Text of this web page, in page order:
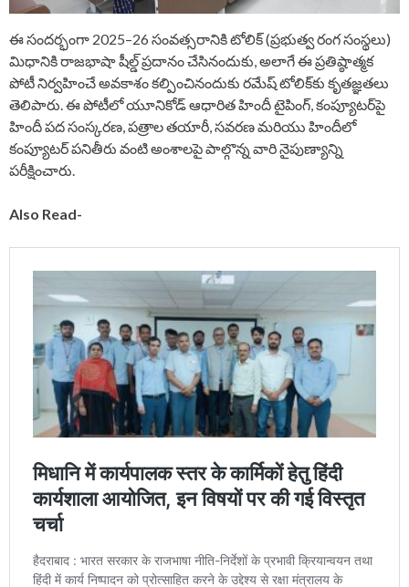
ఈ సందర్భంగా 2025–26 సంవత్సరానికి టోలిక్ (ప్రభుత్వ రంగ సంస్థలు)
మిధానికి రాజభాషా షీల్డ్ ప్రదానం చేసినందుకు, అలాగే ఈ ప్రతిష్ఠాత్మక
పోటీ నిర్వహించే అవకాశం కల్పించినందుకు రమేష్ టోలిక్‌కు కృతజ్ఞతలు
తెలిపారు. ఈ పోటీలో యూనికోడ్ ఆధారిత హిందీ టైపింగ్, కంప్యూటర్‌పై
హిందీ పద సంస్కరణ, పత్రాల తయారీ, సవరణ మరియు హిందీలో
కంప్యూటర్ పనితీరు వంటి అంశాలపై పాల్గొన్న వారి నైపుణ్యాన్ని
పరీక్షించారు.
Also Read-